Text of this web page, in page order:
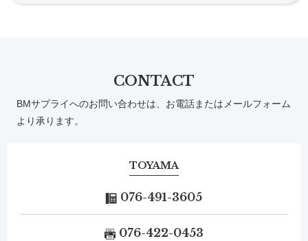
CONTACT
BMサプライへのお問い合わせは、お電話またはメールフォーム
より承ります。
TOYAMA
076-491-3605
076-422-0453